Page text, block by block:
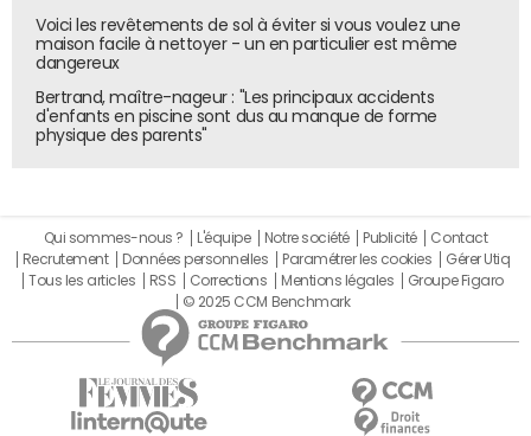
Voici les revêtements de sol à éviter si vous voulez une
maison facile à nettoyer - un en particulier est même
dangereux
Bertrand, maître-nageur : "Les principaux accidents
d'enfants en piscine sont dus au manque de forme
physique des parents"
Qui sommes-nous ? L'équipe Notre société Publicité
Contact
Recrutement
Données personnelles Paramétrer les cookies
Gérer Utiq
Tous les articles
RSS Corrections Mentions légales
Groupe Figaro
© 2025 CCM Benchmark